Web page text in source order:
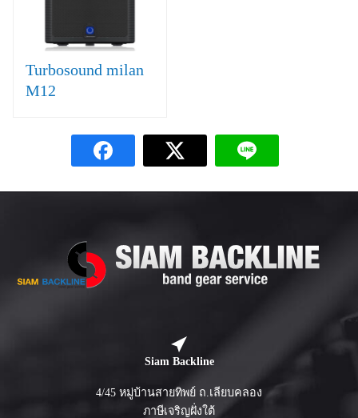
Turbosound milan
M12
Siam Backline
4/45 หมู่บ้านสายทิพย์ ถ.เลียบคลอง
ภาษีเจริญฝั่งใต้